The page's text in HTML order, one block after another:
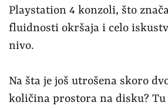
Playstation 4 konzoli, što
fluidnosti okršaja i celo
nivo.
Na šta je još utrošena skoro
količina prostora na disku?